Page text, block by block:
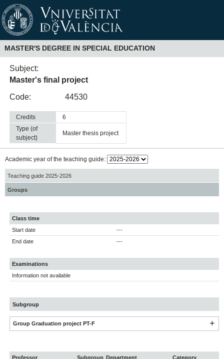
MASTER'S DEGREE IN SPECIAL EDUCATION
Subject:
Master's final project
Code:
44530
Credits
6
Type (of
subject)
master thesis project
Academic year of the teaching guide:
Teaching guide 2025-2026
Groups
Class time
Start date
---
End date
---
Examinations
Information not available
Subgroup
Group Graduation project PT-F
Professor Subgroup Department
Category